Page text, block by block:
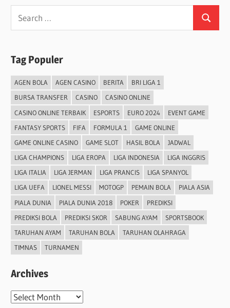
Search
for:
Search
Tag Populer
AGEN BOLA AGEN CASINO BERITA
BRI LIGA 1
BURSA TRANSFER
CASINO
CASINO ONLINE
CASINO ONLINE TERBAIK
ESPORTS EURO 2024
EVENT GAME
FANTASY SPORTS
FIFA FORMULA 1
GAME ONLINE
GAME ONLINE CASINO
GAME SLOT HASIL BOLA
JADWAL
LIGA CHAMPIONS
LIGA EROPA LIGA INDONESIA
LIGA INGGRIS
LIGA ITALIA
LIGA JERMAN LIGA PRANCIS
LIGA SPANYOL
LIGA UEFA
LIONEL MESSI MOTOGP PEMAIN BOLA
PIALA ASIA
PIALA DUNIA
PIALA DUNIA 2018 POKER
PREDIKSI
PREDIKSI BOLA
PREDIKSI SKOR SABUNG AYAM
SPORTSBOOK
TARUHAN AYAM
TARUHAN BOLA
TARUHAN OLAHRAGA
TIMNAS
TURNAMEN
Archives
Archives